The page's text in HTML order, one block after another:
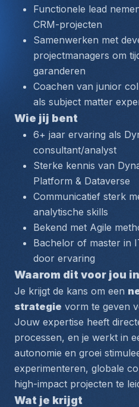
Functionele lead
CRM-projecten
Samenwerken met
projectmanagers om
garanderen
Coachen van junior
als subject matter
Wie jij bent
6+ jaar ervaring als
consultant/analyst
Sterke kennis van
Platform & Dataverse
Communicatief sterk
analytische skills
Bekend met Agile
Bachelor of master in
door ervaring
Waarom dit voor jou
Je krijgt de kans om een
strategie vorm te geven
Jouw expertise heeft
processen, en je werkt in
autonomie en groei
experimenteren, globale
high-impact projecten te
Wat je krijgt